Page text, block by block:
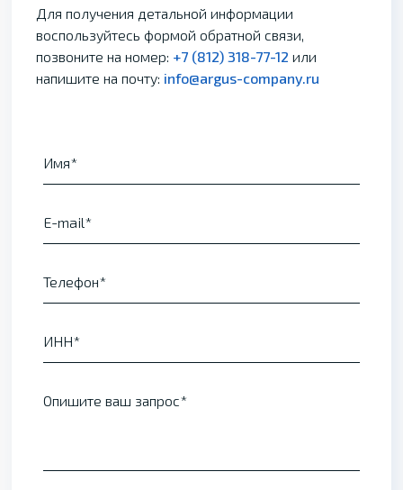
Для получения детальной информации
воспользуйтесь формой обратной связи,
позвоните на номер: +7 (812) 318-77-12 или
напишите на почту: info@argus-company.ru
Имя
E-mail
Телефон
ИНН
Опишите ваш запрос